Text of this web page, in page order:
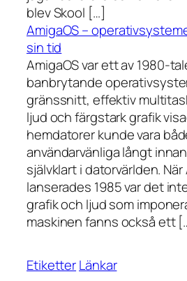
blev Skool […]
AmigaOS –
sin tid
AmigaOS var ett av 1980-
banbrytande
gränssnitt, effektiv
ljud och färgstark grafik
hemdatorer kunde vara
användarvänliga långt
självklart i datorvärlden. När
lanserades 1985 var det
grafik och ljud som
maskinen fanns också ett
EtiketterLänkar